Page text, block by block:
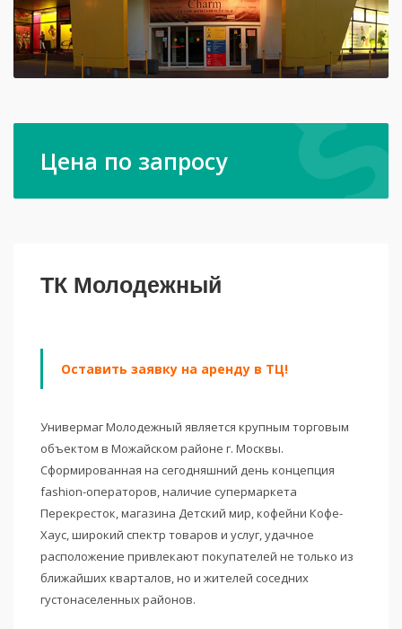
Цена по запросу
ТК Молодежный
Оставить заявку на аренду в ТЦ!
Универмаг Молодежный является крупным торговым
объектом в Можайском районе г. Москвы.
Сформированная на сегодняшний день концепция
fashion-операторов, наличие супермаркета
Перекресток, магазина Детский мир, кофейни Кофе-
Хаус, широкий спектр товаров и услуг, удачное
расположение привлекают покупателей не только из
ближайших кварталов, но и жителей соседних
густонаселенных районов.